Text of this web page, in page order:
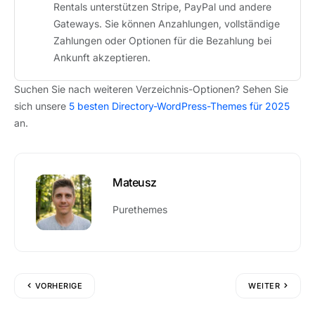
Rentals unterstützen Stripe, PayPal und andere
Gateways. Sie können Anzahlungen, vollständige
Zahlungen oder Optionen für die Bezahlung bei
Ankunft akzeptieren.
Suchen Sie nach weiteren Verzeichnis-Optionen? Sehen Sie
sich unsere 5 besten Directory-WordPress-Themes für 2025
an.
Mateusz
Purethemes
VORHERIGE WEITER